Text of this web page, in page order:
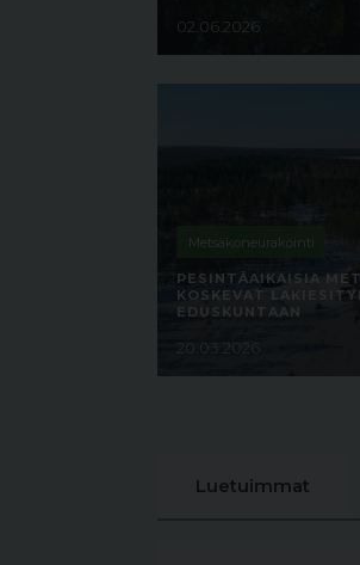
02.06.2026
Metsäkoneurakointi
PESINTÄAIKAISIA
KOSKEVAT
EDUSKUNTAAN
20.03.2026
Luetuimmat